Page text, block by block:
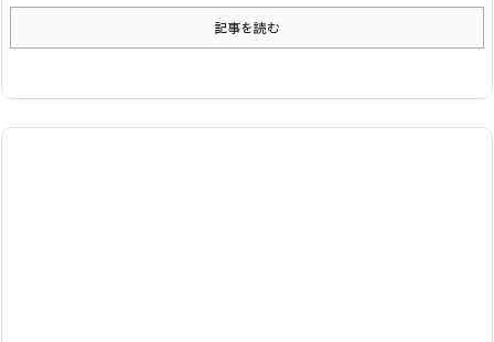
記事を読む